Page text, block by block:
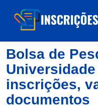
Bolsa de
inscrições,
documentos